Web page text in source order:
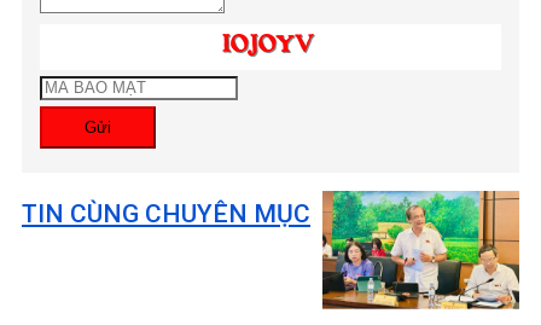
Gửi
TIN CÙNG CHUYÊN MỤC